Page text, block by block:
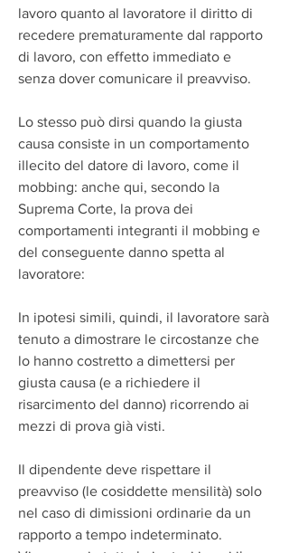
lavoro quanto al lavoratore il diritto di
recedere prematuramente dal rapporto
di lavoro, con effetto immediato e
senza dover comunicare il preavviso.
Lo stesso può dirsi quando la giusta
causa consiste in un comportamento
illecito del datore di lavoro, come il
mobbing: anche qui, secondo la
Suprema Corte, la prova dei
comportamenti integranti il mobbing e
del conseguente danno spetta al
lavoratore:
In ipotesi simili, quindi, il lavoratore sarà
tenuto a dimostrare le circostanze che
lo hanno costretto a dimettersi per
giusta causa (e a richiedere il
risarcimento del danno) ricorrendo ai
mezzi di prova già visti.
Il dipendente deve rispettare il
preavviso (le cosiddette mensilità) solo
nel caso di dimissioni ordinarie da un
rapporto a tempo indeterminato.